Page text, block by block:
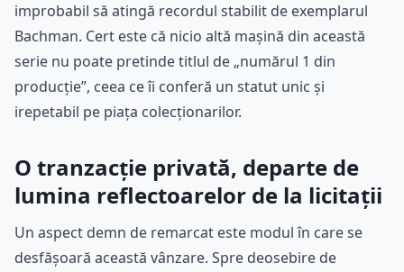
improbabil să atingă recordul stabilit de exemplarul
Bachman. Cert este că nicio altă mașină din această
serie nu poate pretinde titlul de „numărul 1 din
producție”, ceea ce îi conferă un statut unic și
irepetabil pe piața colecționarilor.
O tranzacție privată, departe de
lumina reflectoarelor de la licitații
Un aspect demn de remarcat este modul în care se
desfășoară această vânzare. Spre deosebire de